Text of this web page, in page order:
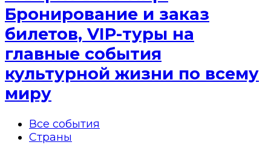
Бронирование и заказ
билетов, VIP-туры на
главные события
культурной жизни по всему
миру
Все события
Страны